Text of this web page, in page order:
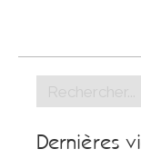
Dernières